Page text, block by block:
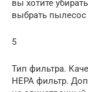
вы хотите
выбрать
5
Тип фильтра.
HEPA фильтр.